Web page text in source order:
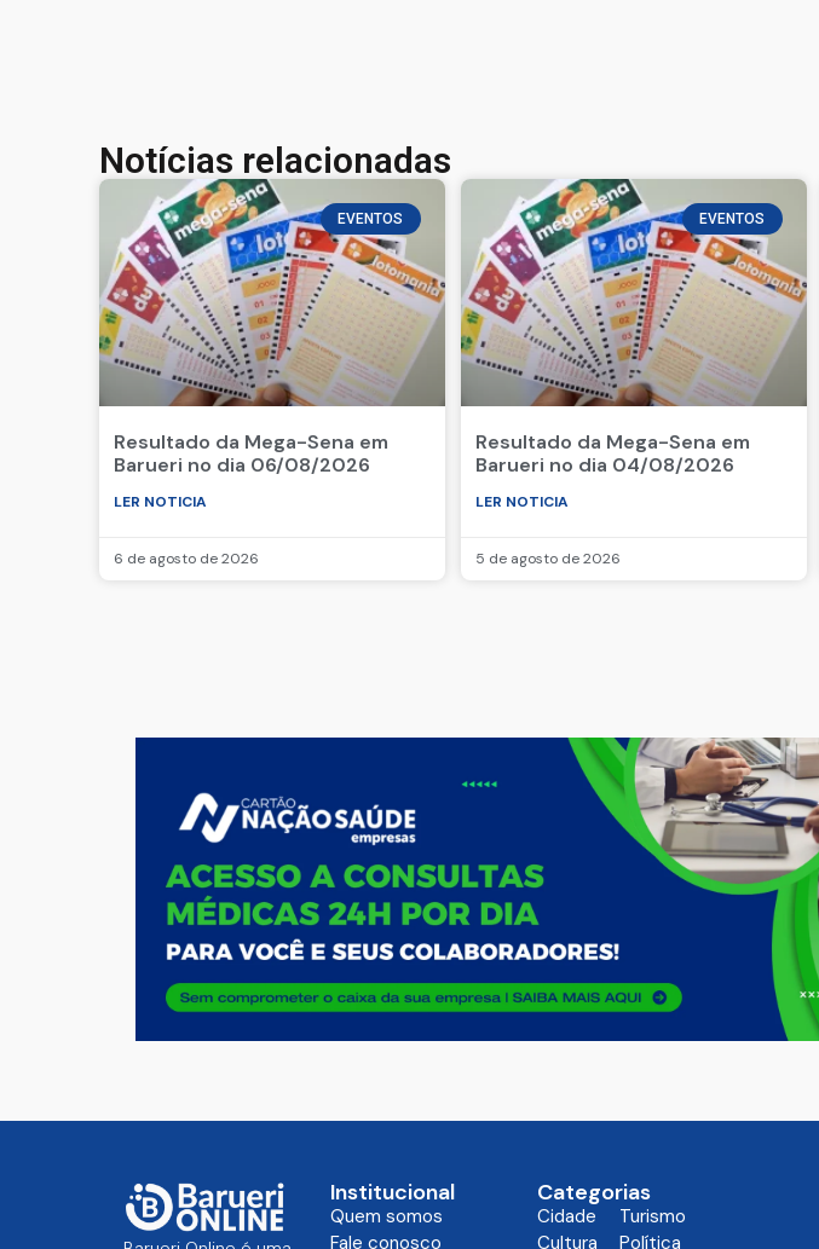
Notícias relacionadas
EVENTOS
Resultado da Mega-Sena em
Barueri no dia 06/08/2026
LER NOTICIA
6 de agosto de 2026
EVENTOS
Resultado da Mega-Sena em
Barueri no dia 04/08/2026
LER NOTICIA
5 de agosto de 2026
Institucional
Quem somos
Fale conosco
Categorias
Cidade
Cultura
Turismo
Política